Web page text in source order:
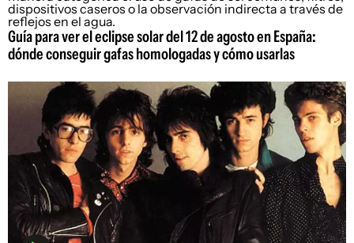
Guía para ver el eclipse solar del 12 de agosto en España:
dónde conseguir gafas homologadas y cómo usarlas